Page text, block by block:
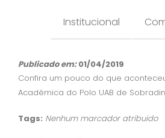
Institucional
Publicado em:01/04/2019
Confira um pouco do que
Acadêmica do Polo UAB de
Tags: Nenhum marcador atribuido